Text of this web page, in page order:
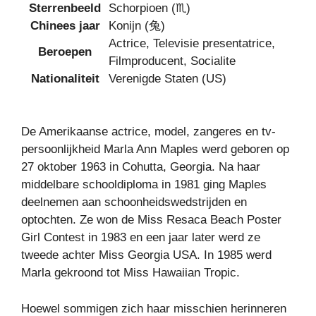
Sterrenbeeld
Schorpioen (♏)
Chinees jaar
Konijn (兔)
Beroepen
Actrice, Televisie presentatrice,
Filmproducent, Socialite
Nationaliteit
Verenigde Staten (US)
De Amerikaanse actrice, model, zangeres en tv-
persoonlijkheid Marla Ann Maples werd geboren op
27 oktober 1963 in Cohutta, Georgia. Na haar
middelbare schooldiploma in 1981 ging Maples
deelnemen aan schoonheidswedstrijden en
optochten. Ze won de Miss Resaca Beach Poster
Girl Contest in 1983 en een jaar later werd ze
tweede achter Miss Georgia USA. In 1985 werd
Marla gekroond tot Miss Hawaiian Tropic.
Hoewel sommigen zich haar misschien herinneren